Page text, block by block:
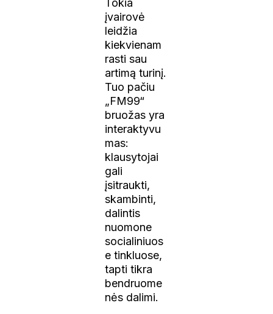
Tokia
įvairovė
leidžia
kiekvienam
rasti sau
artimą turinį.
Tuo pačiu
„FM99“
bruožas yra
interaktyvu
mas:
klausytojai
gali
įsitraukti,
skambinti,
dalintis
nuomone
socialiniuos
e tinkluose,
tapti tikra
bendruome
nės dalimi.